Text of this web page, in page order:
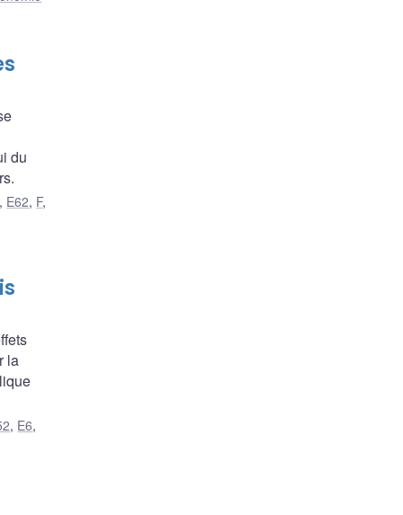
du
, E62, F,
la
, E6,